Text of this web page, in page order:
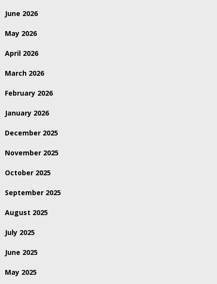
June 2026
May 2026
April 2026
March 2026
February 2026
January 2026
December 2025
November 2025
October 2025
September 2025
August 2025
July 2025
June 2025
May 2025